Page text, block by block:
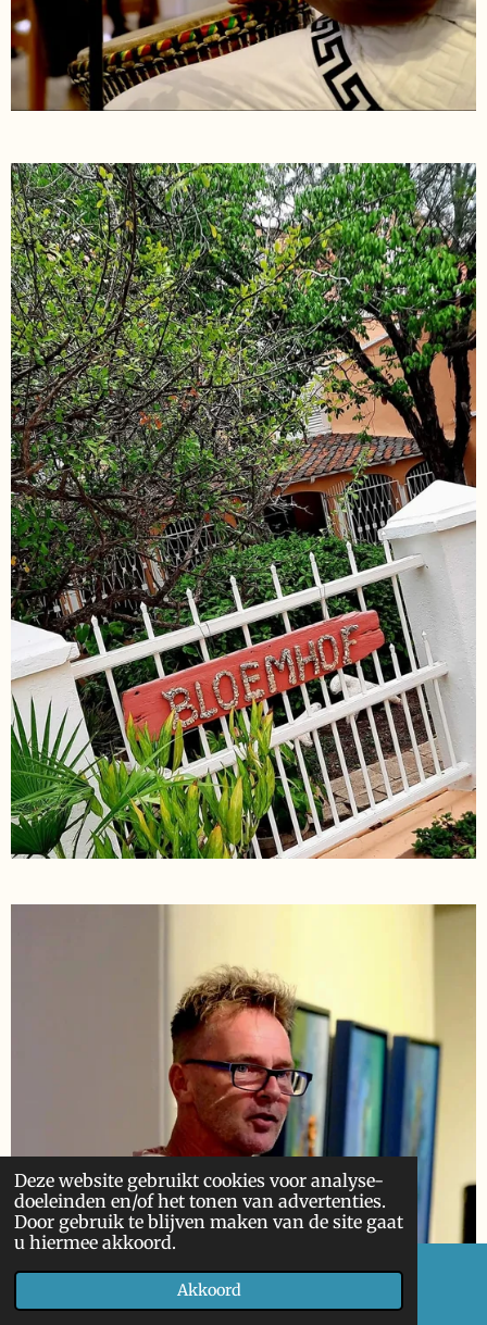
Deze website gebruikt cookies voor analyse-
doeleinden en/of het tonen van advertenties.
Door gebruik te blijven maken van de site gaat
u hiermee akkoord.
Akkoord